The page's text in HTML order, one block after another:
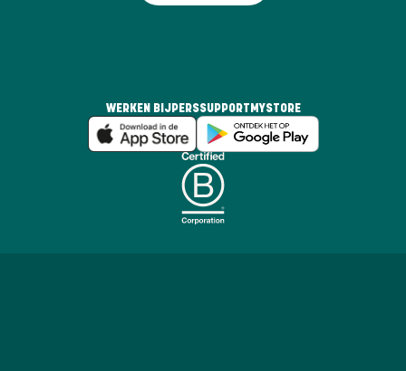
WERKEN BIJPERSSUPPORT MYSTORE